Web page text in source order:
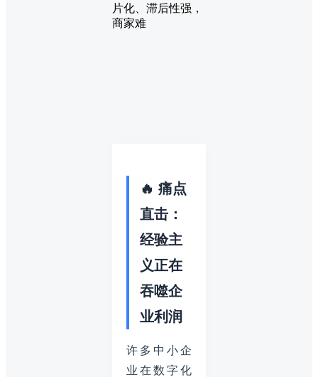
片化、滞后性强，
商家难
🔥 痛点
直击：
经验主
义正在
吞噬企
业利润
许多中小企
业在数字化